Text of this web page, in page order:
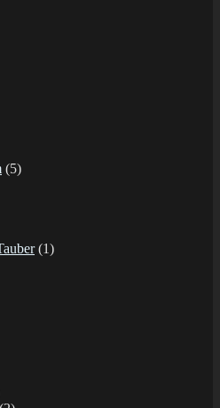
(5)
(1)